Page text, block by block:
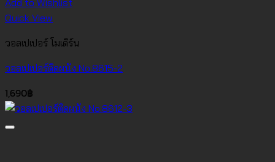
Add to Wishlist
Quick View
วอลเปเปอร์ โมเดิร์น
วอลเปเปอร์ติดผนัง No.8615-2
1,690฿